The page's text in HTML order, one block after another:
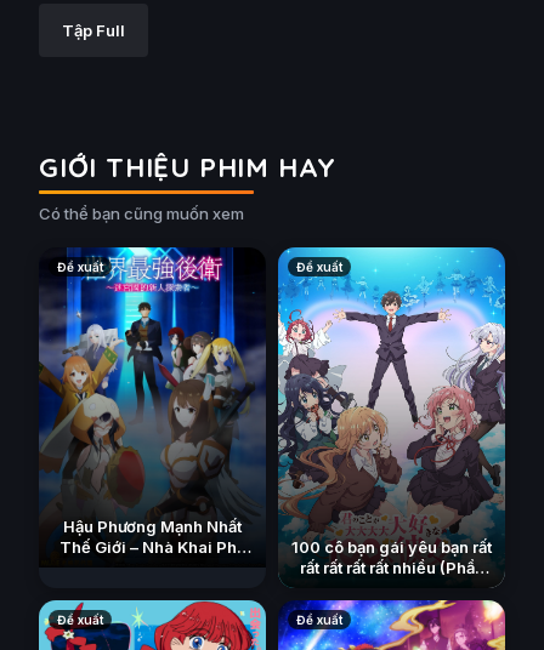
Tập Full
GIỚI THIỆU PHIM HAY
Có thể bạn cũng muốn xem
Đề xuất
Hậu Phương Mạnh Nhất
Thế Giới – Nhà Khai Phá
Tân Binh Của Vương Quốc
Đề xuất
100 cô bạn gái yêu bạn rất
rất rất rất rất nhiều (Phần
Đề xuất Đề xuất